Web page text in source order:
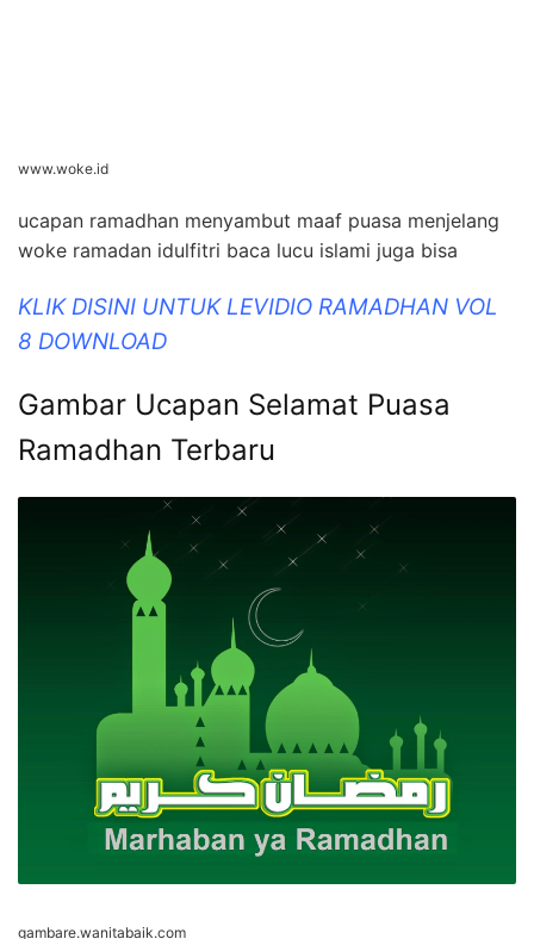
www.woke.id
ucapan ramadhan menyambut maaf puasa menjelang
woke ramadan idulfitri baca lucu islami juga bisa
KLIK DISINI UNTUK LEVIDIO RAMADHAN VOL
8 DOWNLOAD
Gambar Ucapan Selamat Puasa
Ramadhan Terbaru
gambare.wanitabaik.com